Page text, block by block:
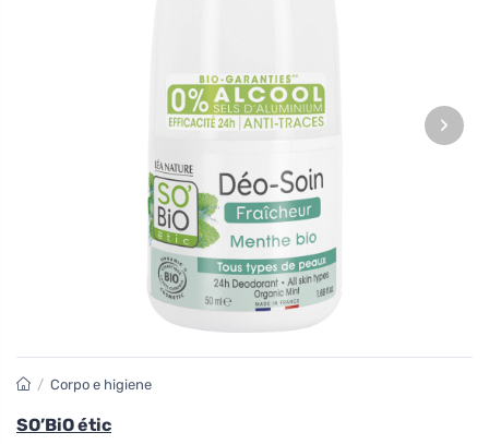
›
/ Corpo e higiene
SO’BiO étic